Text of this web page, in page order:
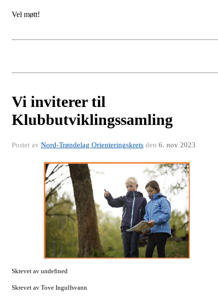
Vel møtt!
Vi inviterer til
Klubbutviklingssamling
Postet av Nord-Trøndelag Orienteringskrets den 6. nov 2023
Skrevet av undefined
Skrevet av Tove Ingulfsvann